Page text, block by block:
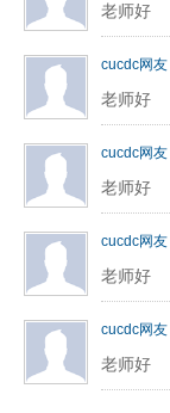
老师好
cucdc网友
老师好
cucdc网友
老师好
cucdc网友
老师好
cucdc网友
老师好